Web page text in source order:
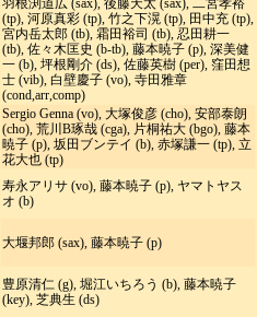
羽根渕道広 (sax), 後藤天太 (sax), 二宮孝裕
(tp), 河原真彩 (tp), 竹之下滉 (tp), 田中充 (tp),
宮内岳太郎 (tb), 霜田裕司 (tb), 忍田耕一
(tb), 佐々木匡史 (b-tb), 藤本暁子 (p), 深美健
一 (b), 坪根剛介 (ds), 佐藤英樹 (per), 窪田想
士 (vib), 白壁慶子 (vo), 寺田雅章
(cond,arr,comp)
Sergio Genna (vo), 大塚俊彦 (cho), 安部泰朗
(cho), 荒川B琢哉 (cga), 片桐祐大 (bgo), 藤本
暁子 (p), 坂田ブンテイ (b), 赤塚謙一 (tp), 立
花大也 (tp)
寿永アリサ (vo), 藤本暁子 (p), ヤマトヤス
オ (b)
大堰邦郎 (sax), 藤本暁子 (p)
豊原清仁 (g), 堀江いちろう (b), 藤本暁子
(key), 芝典生 (ds)